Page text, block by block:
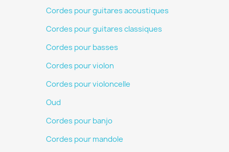
Cordes pour guitares acoustiques
Cordes pour guitares classiques
Cordes pour basses
Cordes pour violon
Cordes pour violoncelle
Oud
Cordes pour banjo
Cordes pour mandole